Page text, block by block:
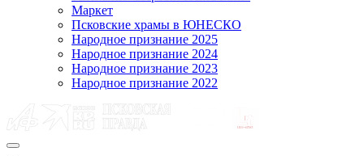
Маркет
Псковские храмы в ЮНЕСКО
Народное признание 2025
Народное признание 2024
Народное признание 2023
Народное признание 2022